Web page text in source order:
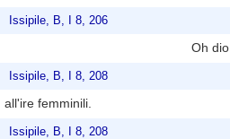
Issipile, B, I 8, 206
Oh dio.
Issipile, B, I 8, 208
all'ire femminili.
Issipile, B, I 8, 208